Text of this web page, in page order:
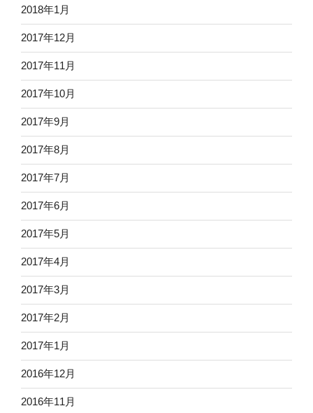
2018年1月
2017年12月
2017年11月
2017年10月
2017年9月
2017年8月
2017年7月
2017年6月
2017年5月
2017年4月
2017年3月
2017年2月
2017年1月
2016年12月
2016年11月